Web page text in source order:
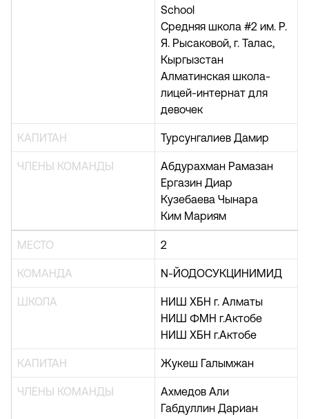
School
Средняя школа #2 им. Р.
Я. Рысаковой, г. Талас,
Кыргызстан
Алматинская школа-
лицей-интернат для
девочек
КАПИТАН Турсунгалиев Дамир
ЧЛЕНЫ КОМАНДЫ
Абдурахман Рамазан
Ергазин Диар
Кузебаева Чынара
Ким Мариям
МЕСТО 2
КОМАНДА N-ЙОДОСУКЦИНИМИД
ШКОЛА
НИШ ХБН г. Алматы
НИШ ФМН г.Актобе
НИШ ХБН г.Актобе
КАПИТАН Жукеш Галымжан
ЧЛЕНЫ КОМАНДЫ
Ахмедов Али
Габдуллин Дариан